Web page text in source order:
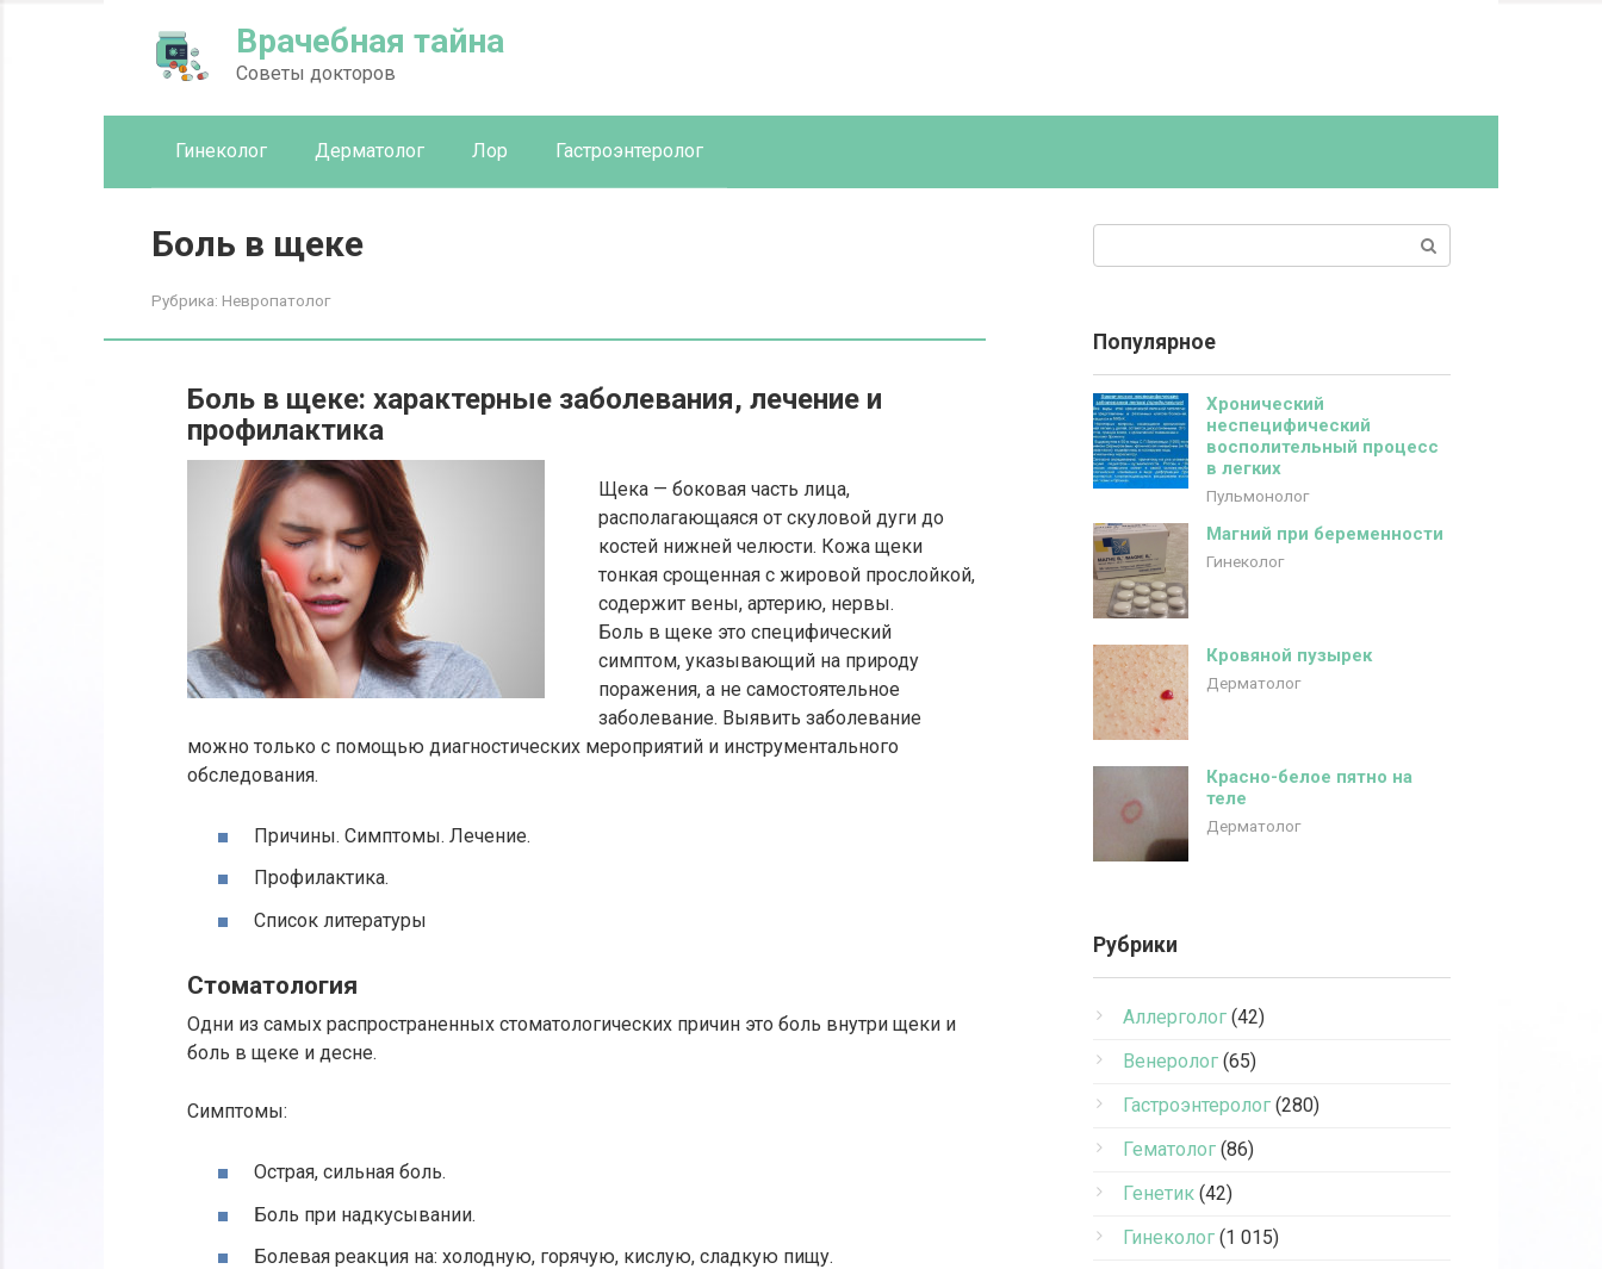
Врачебная тайна
Советы докторов
Гинеколог Дерматолог Лор Гастроэнтеролог
Боль в щеке
Рубрика: Невропатолог
Боль в щеке: характерные заболевания, лечение и
профилактика
Щека — боковая часть лица,
располагающаяся от скуловой дуги до
костей нижней челюсти. Кожа щеки
тонкая срощенная с жировой прослойкой,
содержит вены, артерию, нервы.
Боль в щеке это специфический
симптом, указывающий на природу
поражения, а не самостоятельное
заболевание. Выявить заболевание
можно только с помощью диагностических мероприятий и инструментального
обследования.
Причины. Симптомы. Лечение.
Профилактика.
Список литературы
Стоматология
Одни из самых распространенных стоматологических причин это боль внутри щеки и
боль в щеке и десне.
Симптомы:
Острая, сильная боль.
Боль при надкусывании.
Болевая реакция на: холодную, горячую, кислую, сладкую пищу.
Популярное
Хронический
неспецифический
восполительный процесс
в легких
Пульмонолог
Магний при беременности
Гинеколог
Кровяной пузырек
Дерматолог
Красно-белое пятно на
теле
Дерматолог
Рубрики
Аллерголог (42)
Венеролог (65)
Гастроэнтеролог (280)
Гематолог (86)
Генетик (42)
Гинеколог (1 015)